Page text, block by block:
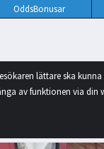
OddsBonusar
lättare ska
av funktionen via din